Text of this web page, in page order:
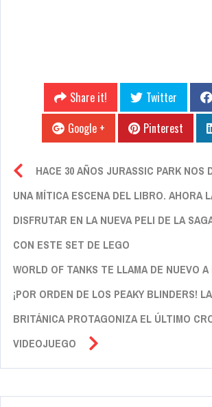
Share it! Twitter
Google +
Pinterest
HACE 30 AÑOS JURASSIC PARK NOS
UNA MÍTICA ESCENA DEL LIBRO. AHORA
DISFRUTAR EN LA NUEVA PELI DE LA
CON ESTE SET DE LEGO
WORLD OF TANKS TE LLAMA DE NUEVO
¡POR ORDEN DE LOS PEAKY BLINDERS!
BRITÁNICA PROTAGONIZA EL ÚLTIMO
VIDEOJUEGO